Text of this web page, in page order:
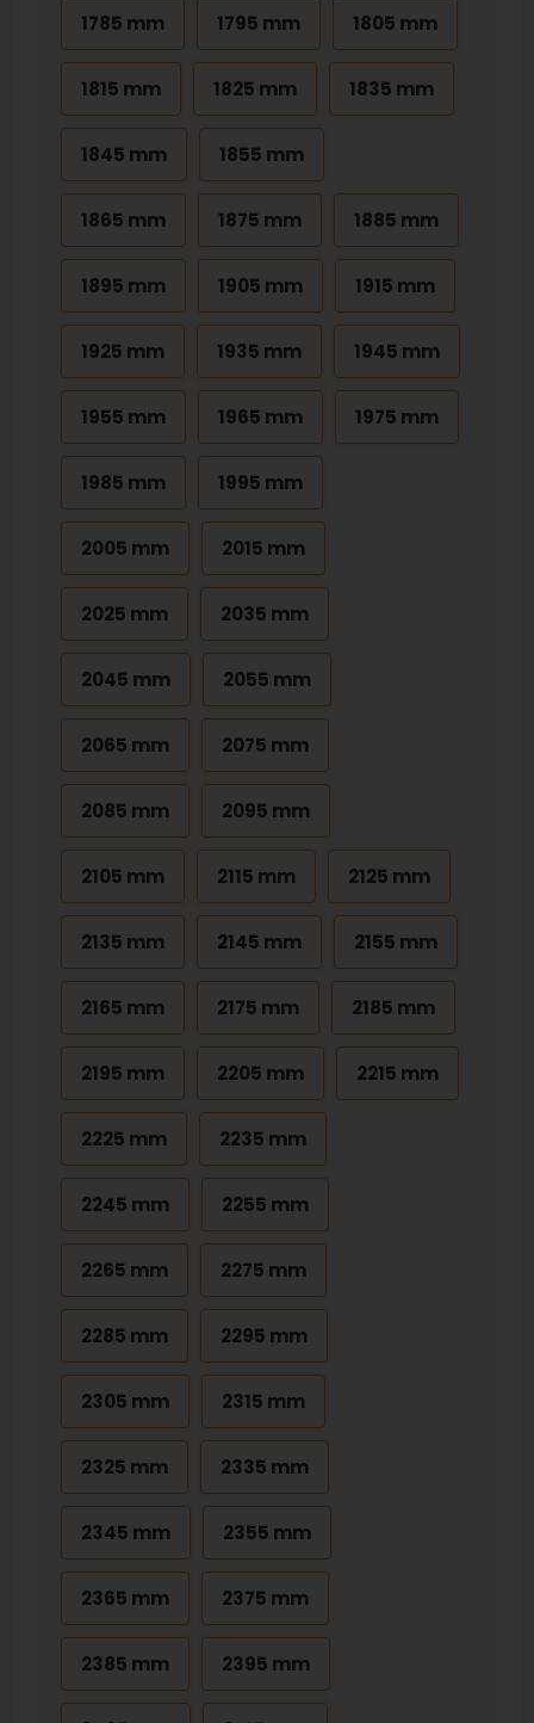
1785 mm 1795 mm 1805 mm
1815 mm 1825 mm 1835 mm
1845 mm 1855 mm
1865 mm 1875 mm 1885 mm
1895 mm 1905 mm 1915 mm
1925 mm 1935 mm 1945 mm
1955 mm 1965 mm 1975 mm
1985 mm 1995 mm
2005 mm 2015 mm
2025 mm 2035 mm
2045 mm 2055 mm
2065 mm 2075 mm
2085 mm 2095 mm
2105 mm 2115 mm 2125 mm
2135 mm 2145 mm 2155 mm
2165 mm 2175 mm 2185 mm
2195 mm 2205 mm 2215 mm
2225 mm 2235 mm
2245 mm 2255 mm
2265 mm 2275 mm
2285 mm 2295 mm
2305 mm 2315 mm
2325 mm 2335 mm
2345 mm 2355 mm
2365 mm 2375 mm
2385 mm 2395 mm